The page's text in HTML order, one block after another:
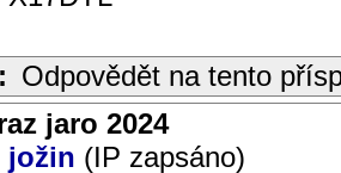
Odpovědět na tento
jaro 2024
jožin (IP zapsáno)